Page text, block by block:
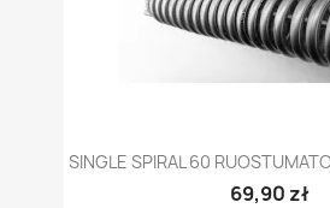
SINGLE SPIRAL 60
69,90 zł